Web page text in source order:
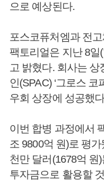
으로 예상된다.
포스코퓨처엠과 전
팩토리얼은 지난 8
고 밝혔다. 회사는 상
인(SPAC) ‘그로스 코
우회 상장에 성공했
이번 합병 과정에서
조 9800억 원)로 평
천만 달러(1678억 원
투자금으로 활용할